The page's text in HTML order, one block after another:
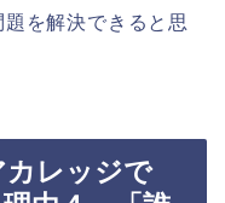
を解決できると思
レッジで